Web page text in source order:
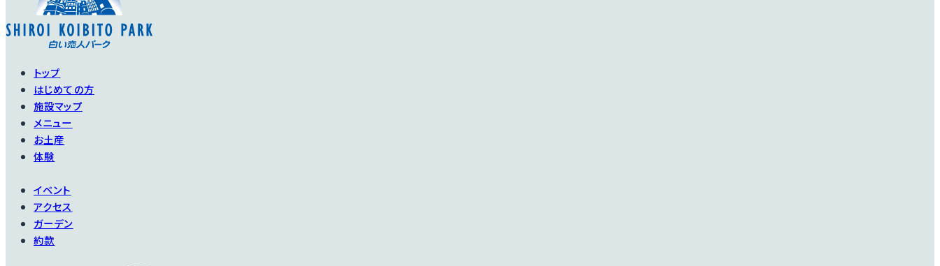
トップ
はじめての方
施設マップ
メニュー
お土産
体験
イベント
アクセス
ガーデン
約款